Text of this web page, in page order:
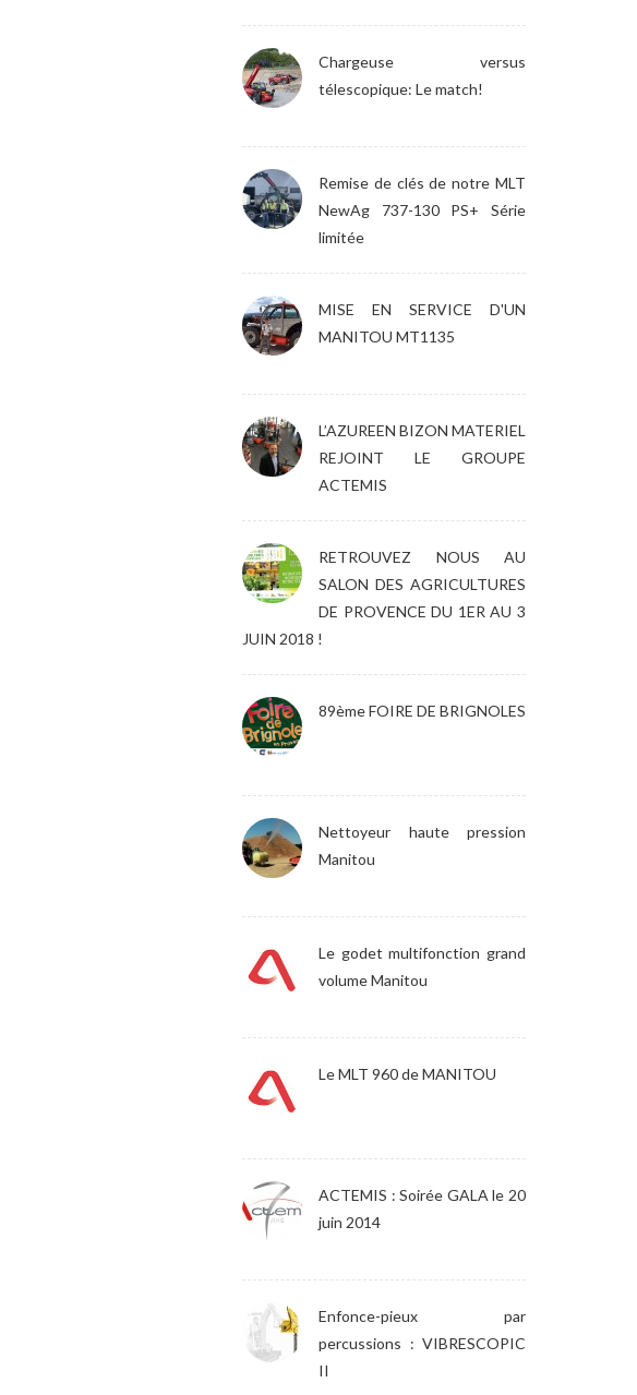
Chargeuse versus
télescopique: Le match!
Remise de clés de notre MLT
NewAg 737-130 PS+ Série
limitée
MISE EN SERVICE D'UN
MANITOU MT1135
L’AZUREEN BIZON MATERIEL
REJOINT LE GROUPE
ACTEMIS
RETROUVEZ NOUS AU
SALON DES AGRICULTURES
DE PROVENCE DU 1ER AU 3
JUIN 2018 !
89ème FOIRE DE BRIGNOLES
Nettoyeur haute pression
Manitou
Le godet multifonction grand
volume Manitou
Le MLT 960 de MANITOU
ACTEMIS : Soirée GALA le 20
juin 2014
Enfonce-pieux par
percussions : VIBRESCOPIC
II